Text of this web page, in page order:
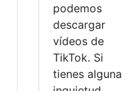
podemos
descargar
vídeos de
TikTok. Si
tienes alguna